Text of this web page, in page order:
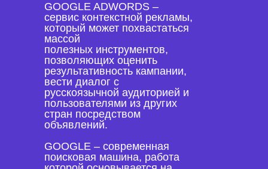
GOOGLE ADWORDS –
сервис контекстной рекламы,
который может похвастаться
массой
полезных инструментов,
позволяющих оценить
результативность кампании,
вести диалог с
русскоязычной аудиторией и
пользователями из других
стран посредством
объявлений.
GOOGLE – современная
поисковая машина, работа